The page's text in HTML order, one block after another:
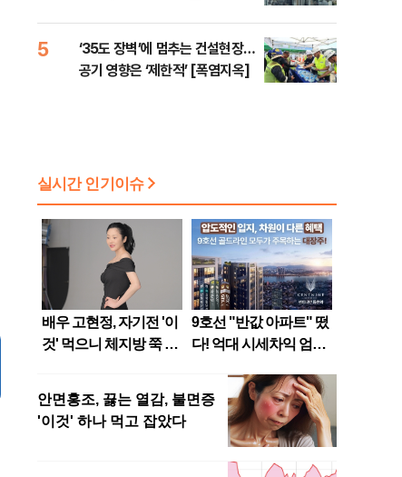
5
‘35도 장벽’에 멈추는 건설현장…
공기 영향은 ‘제한적’ [폭염지옥]